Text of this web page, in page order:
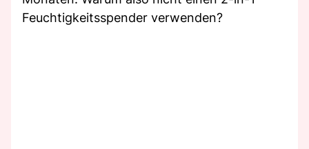
Feuchtigkeitsspender verwenden?